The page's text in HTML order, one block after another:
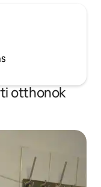
otthonok